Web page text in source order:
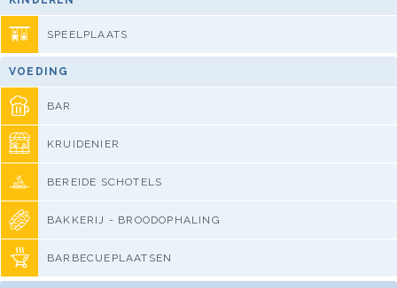
SPEELPLAATS
VOEDING
BAR
KRUIDENIER
BEREIDE SCHOTELS
BAKKERIJ - BROODOPHALING
BARBECUEPLAATSEN